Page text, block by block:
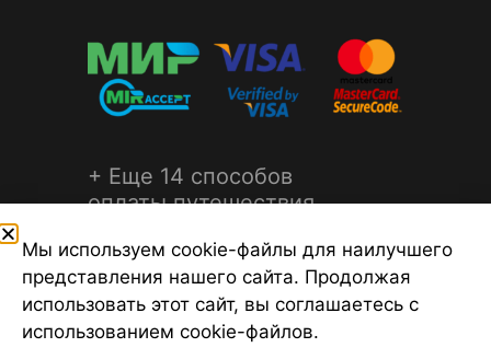
+ Еще 14 способов
оплаты путешествия
©2026 Турагентство Турсфера - Поиск туров от надежных
Мы используем cookie-файлы для наилучшего
представления нашего сайта. Продолжая
использовать этот сайт, вы соглашаетесь с
использованием cookie-файлов.